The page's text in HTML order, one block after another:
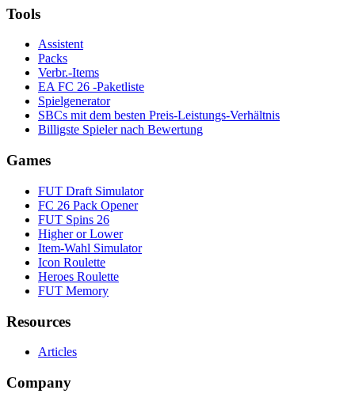
Tools
Assistent
Packs
Verbr.-Items
EA FC 26 -Paketliste
Spielgenerator
SBCs mit dem besten Preis-Leistungs-Verhältnis
Billigste Spieler nach Bewertung
Games
FUT Draft Simulator
FC 26 Pack Opener
FUT Spins 26
Higher or Lower
Item-Wahl Simulator
Icon Roulette
Heroes Roulette
FUT Memory
Resources
Articles
Company